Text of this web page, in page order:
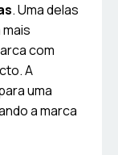
. Uma delas
com
A
uma
a marca